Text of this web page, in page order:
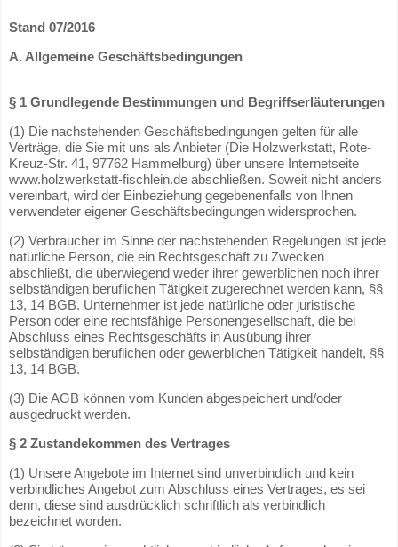
Stand 07/2016
A. Allgemeine Geschäftsbedingungen
§ 1 Grundlegende Bestimmungen und Begriffserläuterungen
(1) Die nachstehenden Geschäftsbedingungen gelten für alle
Verträge, die Sie mit uns als Anbieter (Die Holzwerkstatt, Rote-
Kreuz-Str. 41, 97762 Hammelburg) über unsere Internetseite
www.holzwerkstatt-fischlein.de abschließen. Soweit nicht anders
vereinbart, wird der Einbeziehung gegebenenfalls von Ihnen
verwendeter eigener Geschäftsbedingungen widersprochen.
(2) Verbraucher im Sinne der nachstehenden Regelungen ist jede
natürliche Person, die ein Rechtsgeschäft zu Zwecken
abschließt, die überwiegend weder ihrer gewerblichen noch ihrer
selbständigen beruflichen Tätigkeit zugerechnet werden kann, §§
13, 14 BGB. Unternehmer ist jede natürliche oder juristische
Person oder eine rechtsfähige Personengesellschaft, die bei
Abschluss eines Rechtsgeschäfts in Ausübung ihrer
selbständigen beruflichen oder gewerblichen Tätigkeit handelt, §§
13, 14 BGB.
(3) Die AGB können vom Kunden abgespeichert und/oder
ausgedruckt werden.
§ 2 Zustandekommen des Vertrages
(1) Unsere Angebote im Internet sind unverbindlich und kein
verbindliches Angebot zum Abschluss eines Vertrages, es sei
denn, diese sind ausdrücklich schriftlich als verbindlich
bezeichnet worden.